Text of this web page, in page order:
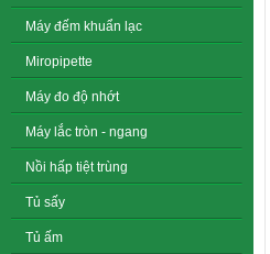
Máy đếm khuẩn lạc
Miropipette
Máy đo độ nhớt
Máy lắc tròn - ngang
Nồi hấp tiệt trùng
Tủ sấy
Tủ ấm